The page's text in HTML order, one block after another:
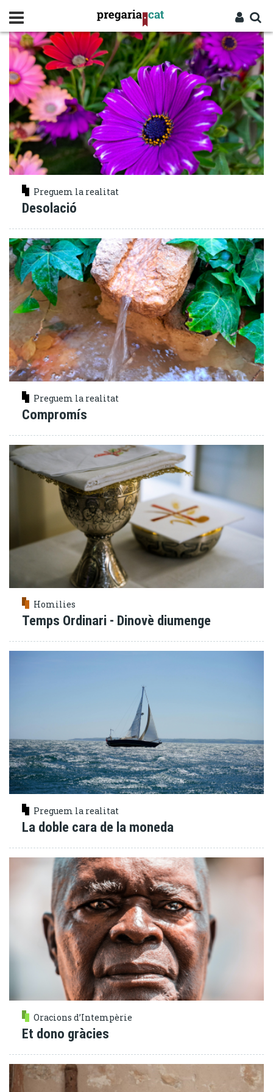
contingut
Entra
Cercador
SOLIDARITAT
Preguem la realitat
Desolació
Preguem la realitat
Compromís
Homilies
Temps Ordinari - Dinovè diumenge
Preguem la realitat
La doble cara de la moneda
Oracions d’Intempèrie
Et dono gràcies